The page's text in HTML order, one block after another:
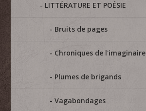
LITTÉRATURE ET POÉSIE
Bruits de pages
Chroniques de l'imaginaire
Plumes de brigands
Vagabondages